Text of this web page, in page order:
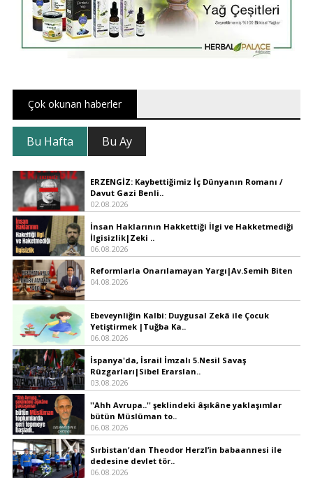
Çok okunan haberler
Bu Hafta Bu Ay
ERZENGİZ: Kaybettiğimiz İç Dünyanın Romanı /
Davut Gazi Benli..
02.08.2026
İnsan Haklarının Hakkettiği İlgi ve Hakketmediği
İlgisizlik|Zeki ..
06.08.2026
Reformlarla Onarılamayan Yargı|Av.Semih Biten
04.08.2026
Ebeveynliğin Kalbi: Duygusal Zekâ ile Çocuk
Yetiştirmek |Tuğba Ka..
06.08.2026
İspanya'da, İsrail İmzalı 5.Nesil Savaş
Rüzgarları|Sibel Erarslan..
03.08.2026
''Ahh Avrupa..'' şeklindeki âşıkâne yaklaşımlar
bütün Müslüman to..
06.08.2026
Sırbistan’dan Theodor Herzl’in babaannesi ile
dedesine devlet tör..
06.08.2026